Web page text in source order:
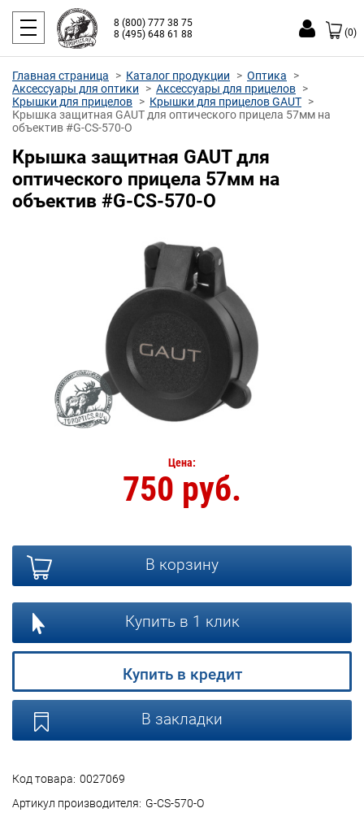
8 (800) 777 38 75
8 (495) 648 61 88
(0)
Главная страница Каталог продукции
Оптика
Аксессуары для оптики
Аксессуары для прицелов
Крышки для прицелов
Крышки для прицелов GAUT
Крышка защитная GAUT для оптического прицела 57мм на
объектив #G-CS-570-O
Крышка защитная GAUT для
оптического прицела 57мм на
объектив #G-CS-570-O
Код товара: 0027069
Артикул производителя: G-CS-570-O
Цена:
750 руб.
В корзину
Купить в 1 клик
Купить в кредит
В закладки